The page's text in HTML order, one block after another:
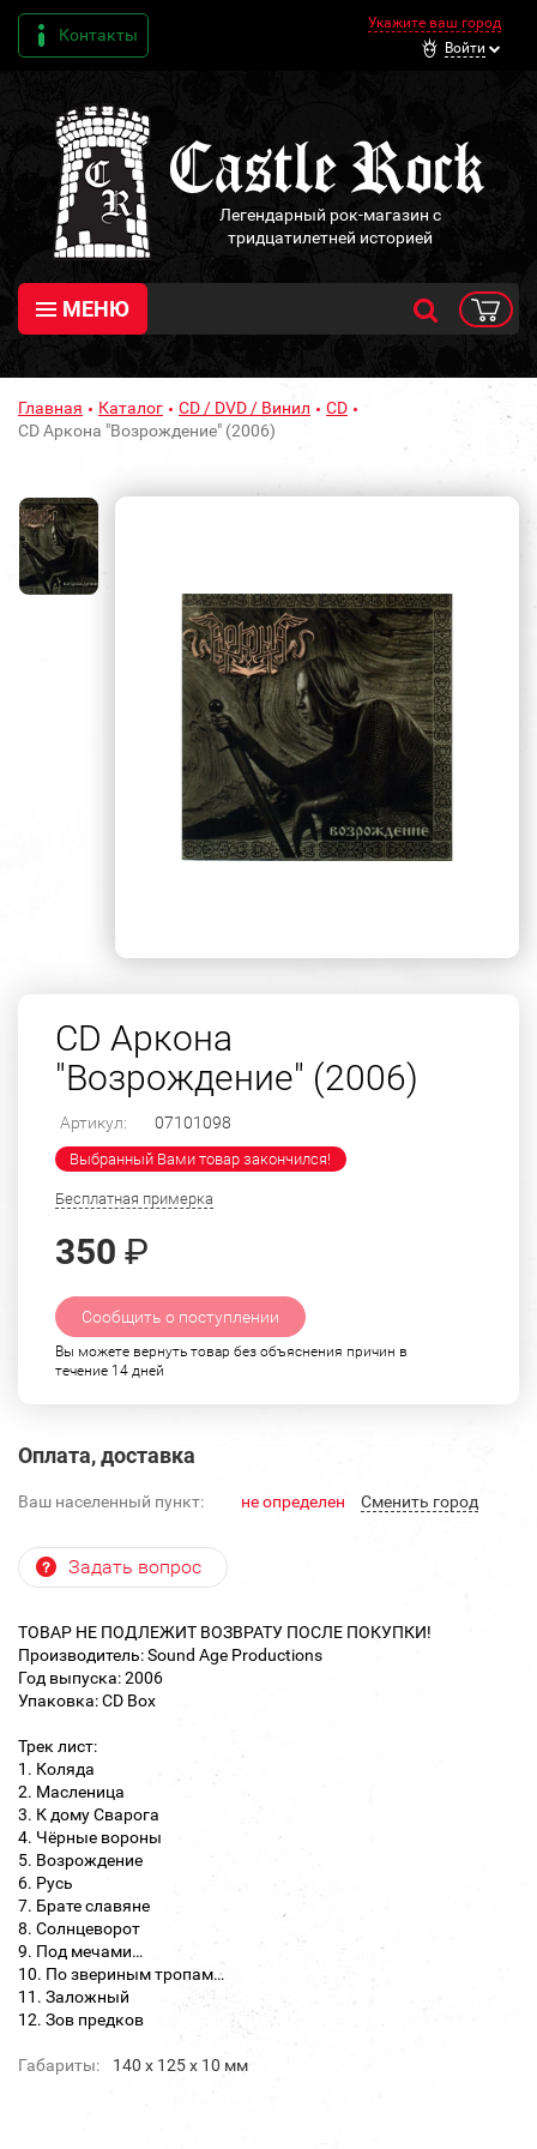
Контакты
Укажите ваш город
Войти
Легендарный рок-магазин с
тридцатилетней историей
МЕНЮ
Главная Каталог CD / DVD / Винил
CD
CD Аркона "Возрождение" (2006)
CD Аркона
"Возрождение" (2006)
Артикул: 07101098
Выбранный Вами товар закончился!
Бесплатная примерка
350 ₽
Сообщить о поступлении
Вы можете вернуть товар без объяснения причин в
течение 14 дней
Оплата, доставка
Ваш населенный пункт: не определен Cменить город
Задать вопрос
ТОВАР НЕ ПОДЛЕЖИТ ВОЗВРАТУ ПОСЛЕ ПОКУПКИ!
Производитель: Sound Age Productions
Год выпуска: 2006
Упаковка: CD Box
Трек лист:
1. Коляда
2. Масленица
3. К дому Сварога
4. Чёрные вороны
5. Возрождение
6. Русь
7. Брате славяне
8. Солнцеворот
9. Под мечами…
10. По звериным тропам…
11. Заложный
12. Зов предков
Габариты: 140 х 125 х 10 мм